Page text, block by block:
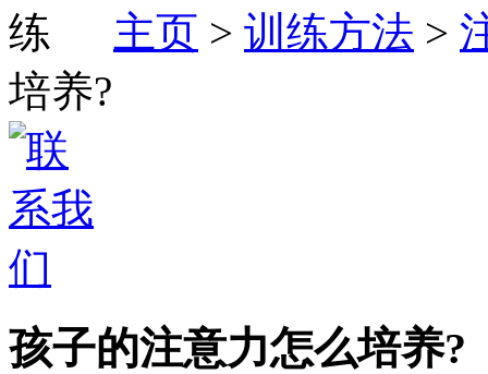
主页 > 训练方法 >
培养?
孩子的注意力怎么培养?